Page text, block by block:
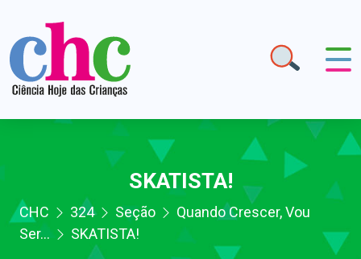
SKATISTA!
CHC 324 Seção
Quando Crescer, Vou
Ser...
SKATISTA!